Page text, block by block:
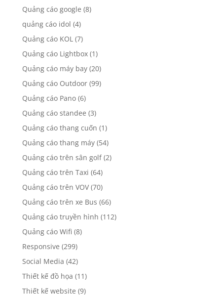
Quảng cáo google (8)
quảng cáo idol (4)
Quảng cáo KOL(7)
Quảng cáo Lightbox(1)
Quảng cáo máy bay(20)
Quảng cáo Outdoor(99)
Quảng cáo Pano(6)
Quảng cáo standee (3)
Quảng cáo thang cuốn (1)
Quảng cáo thang máy(54)
Quảng cáo trên sân golf(2)
Quảng cáo trên Taxi (64)
Quảng cáo trên VOV(70)
Quảng cáo trên xe Bus (66)
Quảng cáo truyền hình (112)
Quảng cáo Wifi (8)
Responsive (299)
Social Media (42)
Thiết kế đồ họa (11)
Thiết kế website (9)